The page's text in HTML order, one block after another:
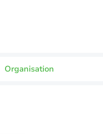
Organisation